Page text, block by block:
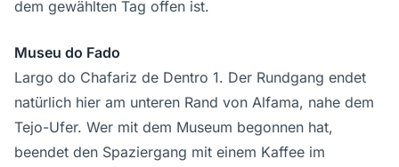
dem gewählten Tag offen ist.
Museu do Fado
Largo do Chafariz de Dentro 1. Der Rundgang endet
natürlich hier am unteren Rand von Alfama, nahe dem
Tejo-Ufer. Wer mit dem Museum begonnen hat,
beendet den Spaziergang mit einem Kaffee im